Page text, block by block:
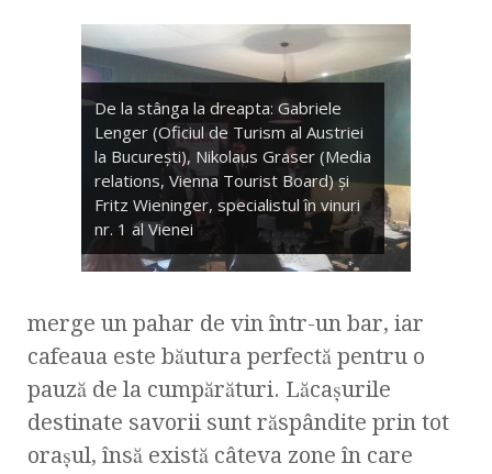
De la stânga la dreapta: Gabriele
Lenger (Oficiul de Turism al Austriei
la Bucureşti), Nikolaus Graser (Media
relations, Vienna Tourist Board) şi
Fritz Wieninger, specialistul în vinuri
nr. 1 al Vienei
merge un pahar de vin într-un bar, iar
cafeaua este băutura perfectă pentru o
pauză de la cumpărături. Lăcașurile
destinate savorii sunt răspândite prin tot
oraşul, însă există câteva zone în care